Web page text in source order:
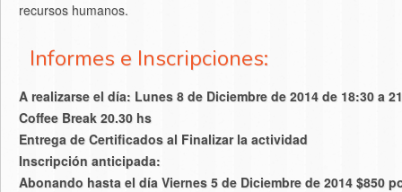
recursos humanos.
Informes e Inscripciones:
A realizarse el día: Lunes 8 de Diciembre de 2014 de 18:30 a
Coffee Break 20.30 hs
Entrega de Certificados al Finalizar la actividad
Inscripción anticipada:
Abonando hasta el día Viernes 5 de Diciembre de 2014 $850